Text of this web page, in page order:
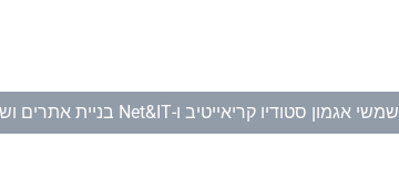
שמשי אגמון סטודיו קריאייטיב ו-Net&IT בניית אתרים ושירותי מחשוב